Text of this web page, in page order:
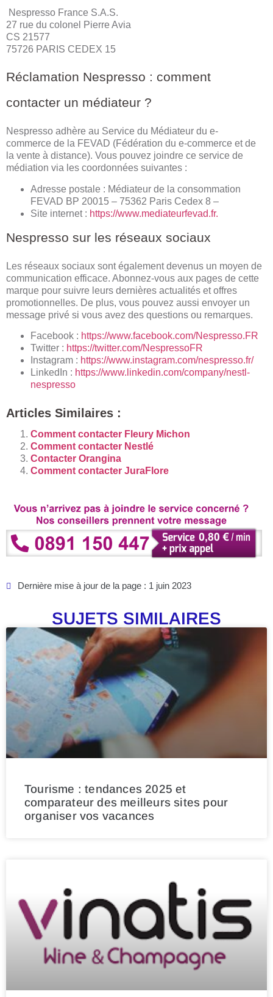
Nespresso France S.A.S.
27 rue du colonel Pierre Avia
CS 21577
75726 PARIS CEDEX 15
Réclamation Nespresso : comment
contacter un médiateur ?
Nespresso adhère au Service du Médiateur du e-
commerce de la FEVAD (Fédération du e-commerce et de
la vente à distance). Vous pouvez joindre ce service de
médiation via les coordonnées suivantes :
Adresse postale : Médiateur de la consommation
FEVAD BP 20015 – 75362 Paris Cedex 8 –
Site internet : https://www.mediateurfevad.fr.
Nespresso sur les réseaux sociaux
Les réseaux sociaux sont également devenus un moyen de
communication efficace. Abonnez-vous aux pages de cette
marque pour suivre leurs dernières actualités et offres
promotionnelles. De plus, vous pouvez aussi envoyer un
message privé si vous avez des questions ou remarques.
Facebook : https://www.facebook.com/Nespresso.FR
Twitter : https://twitter.com/NespressoFR
Instagram : https://www.instagram.com/nespresso.fr/
LinkedIn : https://www.linkedin.com/company/nestl-
nespresso
Articles Similaires :
Comment contacter Fleury Michon
Comment contacter Nestlé
Contacter Orangina
Comment contacter JuraFlore
Dernière mise à jour de la page : 1 juin 2023
SUJETS SIMILAIRES
Tourisme : tendances 2025 et
comparateur des meilleurs sites pour
organiser vos vacances